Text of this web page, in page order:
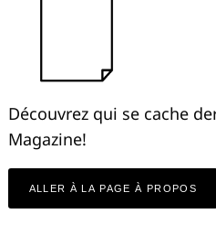
Découvrez qui se cache
Magazine!
ALLER À LA PAGE À PROPOS